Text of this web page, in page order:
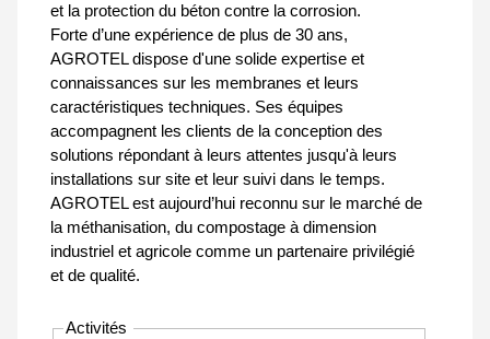
et la protection du béton contre la corrosion.
Forte d’une expérience de plus de 30 ans,
AGROTEL dispose d'une solide expertise et
connaissances sur les membranes et leurs
caractéristiques techniques. Ses équipes
accompagnent les clients de la conception des
solutions répondant à leurs attentes jusqu'à leurs
installations sur site et leur suivi dans le temps.
AGROTEL est aujourd’hui reconnu sur le marché de
la méthanisation, du compostage à dimension
industriel et agricole comme un partenaire privilégié
et de qualité.
Activités